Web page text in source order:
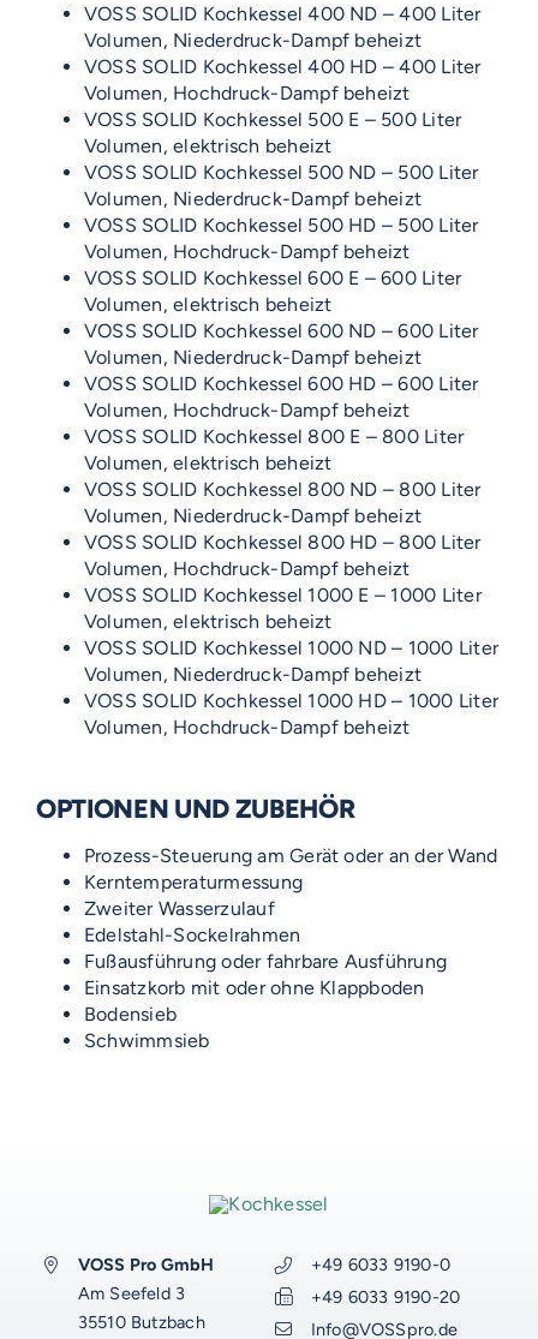
VOSS SOLID Kochkessel 400 ND – 400 Liter
Volumen, Niederdruck-Dampf beheizt
VOSS SOLID Kochkessel 400 HD – 400 Liter
Volumen, Hochdruck-Dampf beheizt
VOSS SOLID Kochkessel 500 E – 500 Liter
Volumen, elektrisch beheizt
VOSS SOLID Kochkessel 500 ND – 500 Liter
Volumen, Niederdruck-Dampf beheizt
VOSS SOLID Kochkessel 500 HD – 500 Liter
Volumen, Hochdruck-Dampf beheizt
VOSS SOLID Kochkessel 600 E – 600 Liter
Volumen, elektrisch beheizt
VOSS SOLID Kochkessel 600 ND – 600 Liter
Volumen, Niederdruck-Dampf beheizt
VOSS SOLID Kochkessel 600 HD – 600 Liter
Volumen, Hochdruck-Dampf beheizt
VOSS SOLID Kochkessel 800 E – 800 Liter
Volumen, elektrisch beheizt
VOSS SOLID Kochkessel 800 ND – 800 Liter
Volumen, Niederdruck-Dampf beheizt
VOSS SOLID Kochkessel 800 HD – 800 Liter
Volumen, Hochdruck-Dampf beheizt
VOSS SOLID Kochkessel 1000 E – 1000 Liter
Volumen, elektrisch beheizt
VOSS SOLID Kochkessel 1000 ND – 1000 Liter
Volumen, Niederdruck-Dampf beheizt
VOSS SOLID Kochkessel 1000 HD – 1000 Liter
Volumen, Hochdruck-Dampf beheizt
OPTIONEN UND ZUBEHÖR
Prozess-Steuerung am Gerät oder an der Wand
Kerntemperaturmessung
Zweiter Wasserzulauf
Edelstahl-Sockelrahmen
Fußausführung oder fahrbare Ausführung
Einsatzkorb mit oder ohne Klappboden
Bodensieb
Schwimmsieb
VOSS Pro GmbH
Am Seefeld 3
35510 Butzbach
+49 6033 9190-0
+49 6033 9190-20
Info@VOSSpro.de
EMERITO-MODELLE
Gläserverschließmaschinen
Abfüllmaschinen
Reinigungssysteme
Über Emerito
ERGÄNZENDES
STERIFLOW-MODELLE
STATIC
Über Steriflow
ERGÄNZENDES
AUF DIESER SEITE
VOSS Kochkessel
Passende Produkte
Ergänzende Dienstleistungen
Passende Unternehmen
WEITERE RESSOURCEN
VOSS-Akademie
VOSS Food Start-Ups
VOSS Karriere
Branchen
Gläser
Fleisch
NOVUM
SOLID
PRAKTIK
UNIVERSAL
Über VOSS
ERGÄNZENDES
Branchen-Übersicht
Direktvermarkter
Fertigprodukte
Anlagen-Support
Automatisierung
Energiemanagement-Beratung
Technologie-Übersicht
Luftkochschränke
Anwendung-Übersicht
VOSS-Akademie
ERGÄNZENDES